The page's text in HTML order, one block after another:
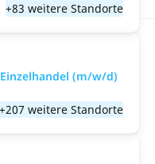
+83 weitere Standorte
(m/w/d)
+207 weitere Standorte